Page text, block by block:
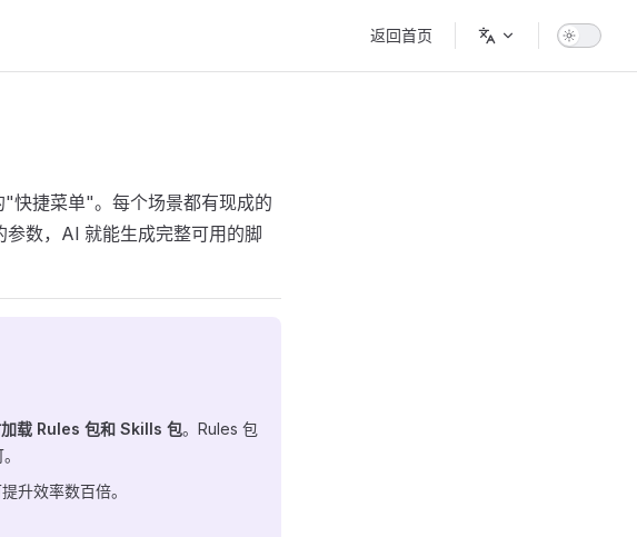
返回首页
"快捷菜单"。每个场景都有现成的
数，AI 就能生成完整可用的脚
加载 Rules 包和 Skills 包。Rules 包
升效率数百倍。